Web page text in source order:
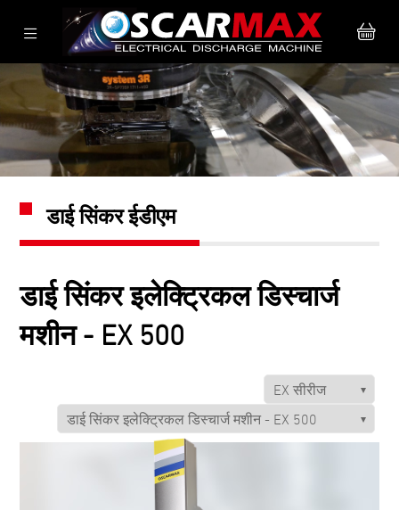
डाई सिंकर ईडीएम
डाई सिंकर इलेक्ट्रिकल डिस्चार्ज
मशीन - EX 500